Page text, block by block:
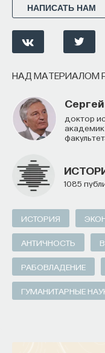
НАПИСАТЬ НАМ
НАД МАТЕРИАЛОМ
доктор исторических наук, профессор,
1085
ИСТОРИЯ
АНТИЧНОСТЬ
РАБОВЛАДЕНИЕ
ГУМАНИТАРНЫЕ